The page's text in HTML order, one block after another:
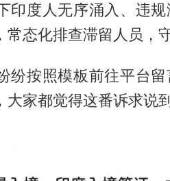
印度人无序涌入、违
态化排查滞留人员，
纷按照模板前往平台
大家都觉得这番诉求说